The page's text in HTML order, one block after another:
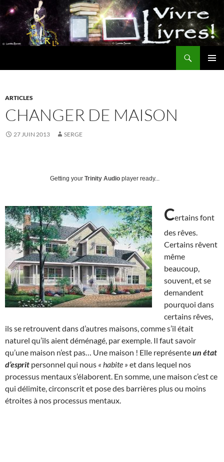
Aller
au
contenu
ARTICLES
CHANGER DE MAISON
27 JUIN 2013 SERGE
Getting your Trinity Audio player ready...
Certains font
des rêves.
Certains rêvent
même
beaucoup,
souvent, et se
demandent
pourquoi dans
certains rêves,
ils se retrouvent dans d’autres maisons, comme s’il était
naturel qu’ils aient déménagé, par exemple. Il faut savoir
qu’une maison n’est pas… Une maison ! Elle représenteun état
d’esprit personnel qui nous « habite » et dans lequel nos
processus mentaux s’élaborent. En somme, une maison c’est ce
qui délimite, circonscrit et pose des barrières plus ou moins
étroites à nos processus mentaux.